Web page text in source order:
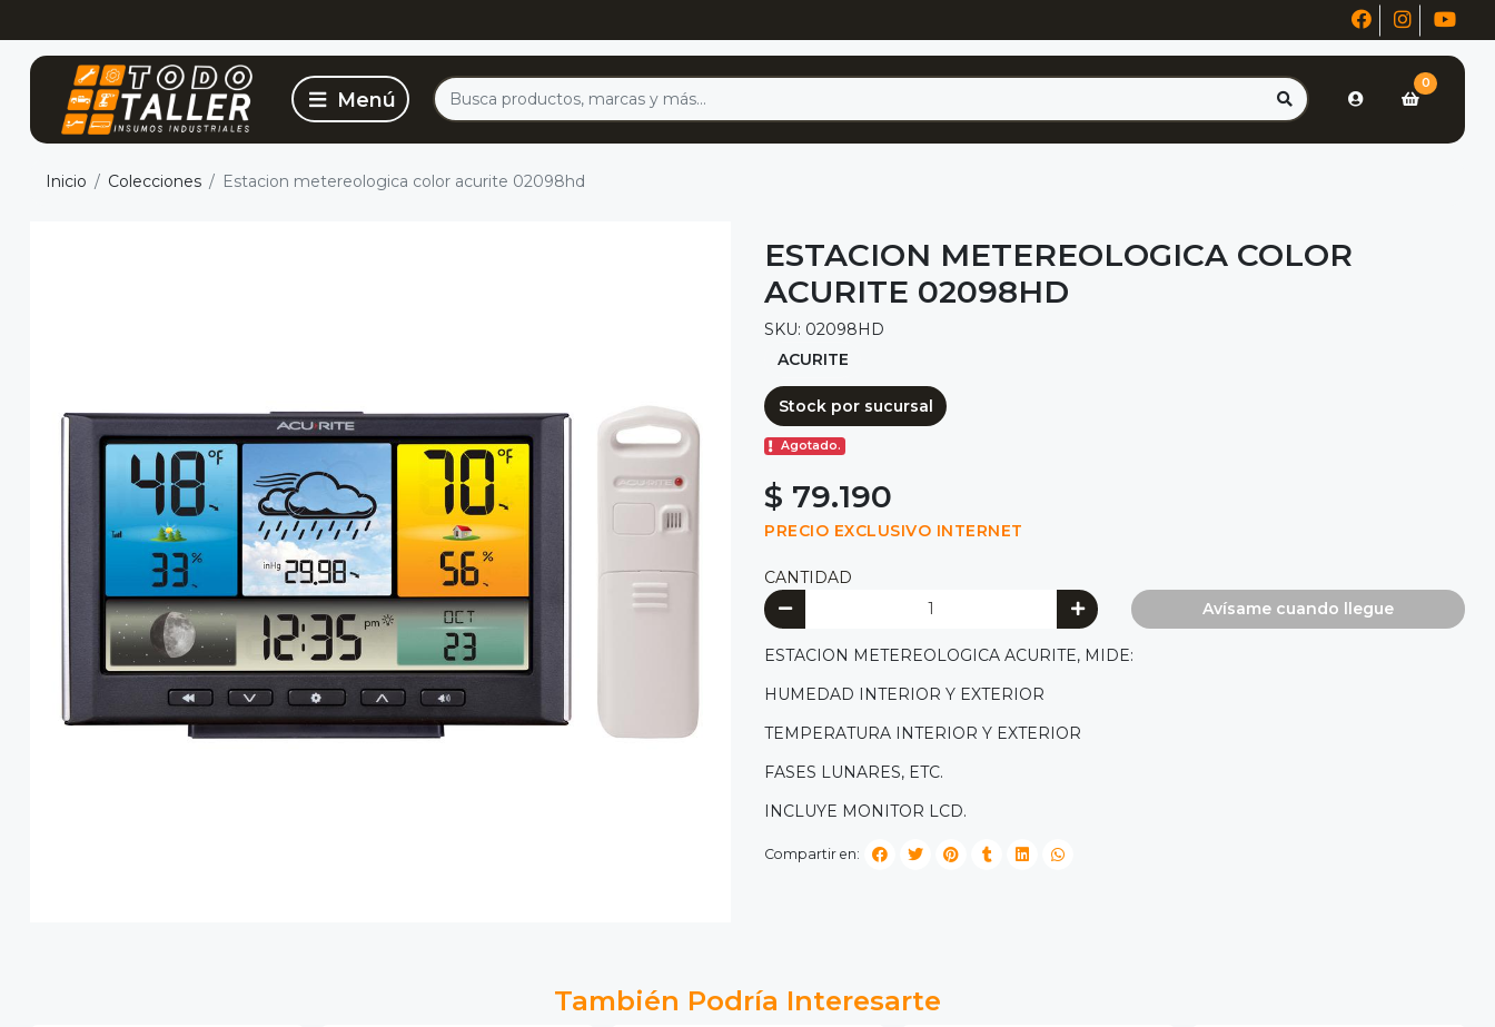
0
Inicio Colecciones Estacion metereologica color acurite 02098hd
ESTACION METEREOLOGICA COLOR
ACURITE 02098HD
SKU: 02098HD
ACURITE
Stock por sucursal
Agotado.
$ 79.190
PRECIO EXCLUSIVO INTERNET
CANTIDAD
Avísame cuando llegue
ESTACION METEREOLOGICA ACURITE, MIDE:
HUMEDAD INTERIOR Y EXTERIOR
TEMPERATURA INTERIOR Y EXTERIOR
FASES LUNARES, ETC.
INCLUYE MONITOR LCD.
Compartir en:
También Podría Interesarte